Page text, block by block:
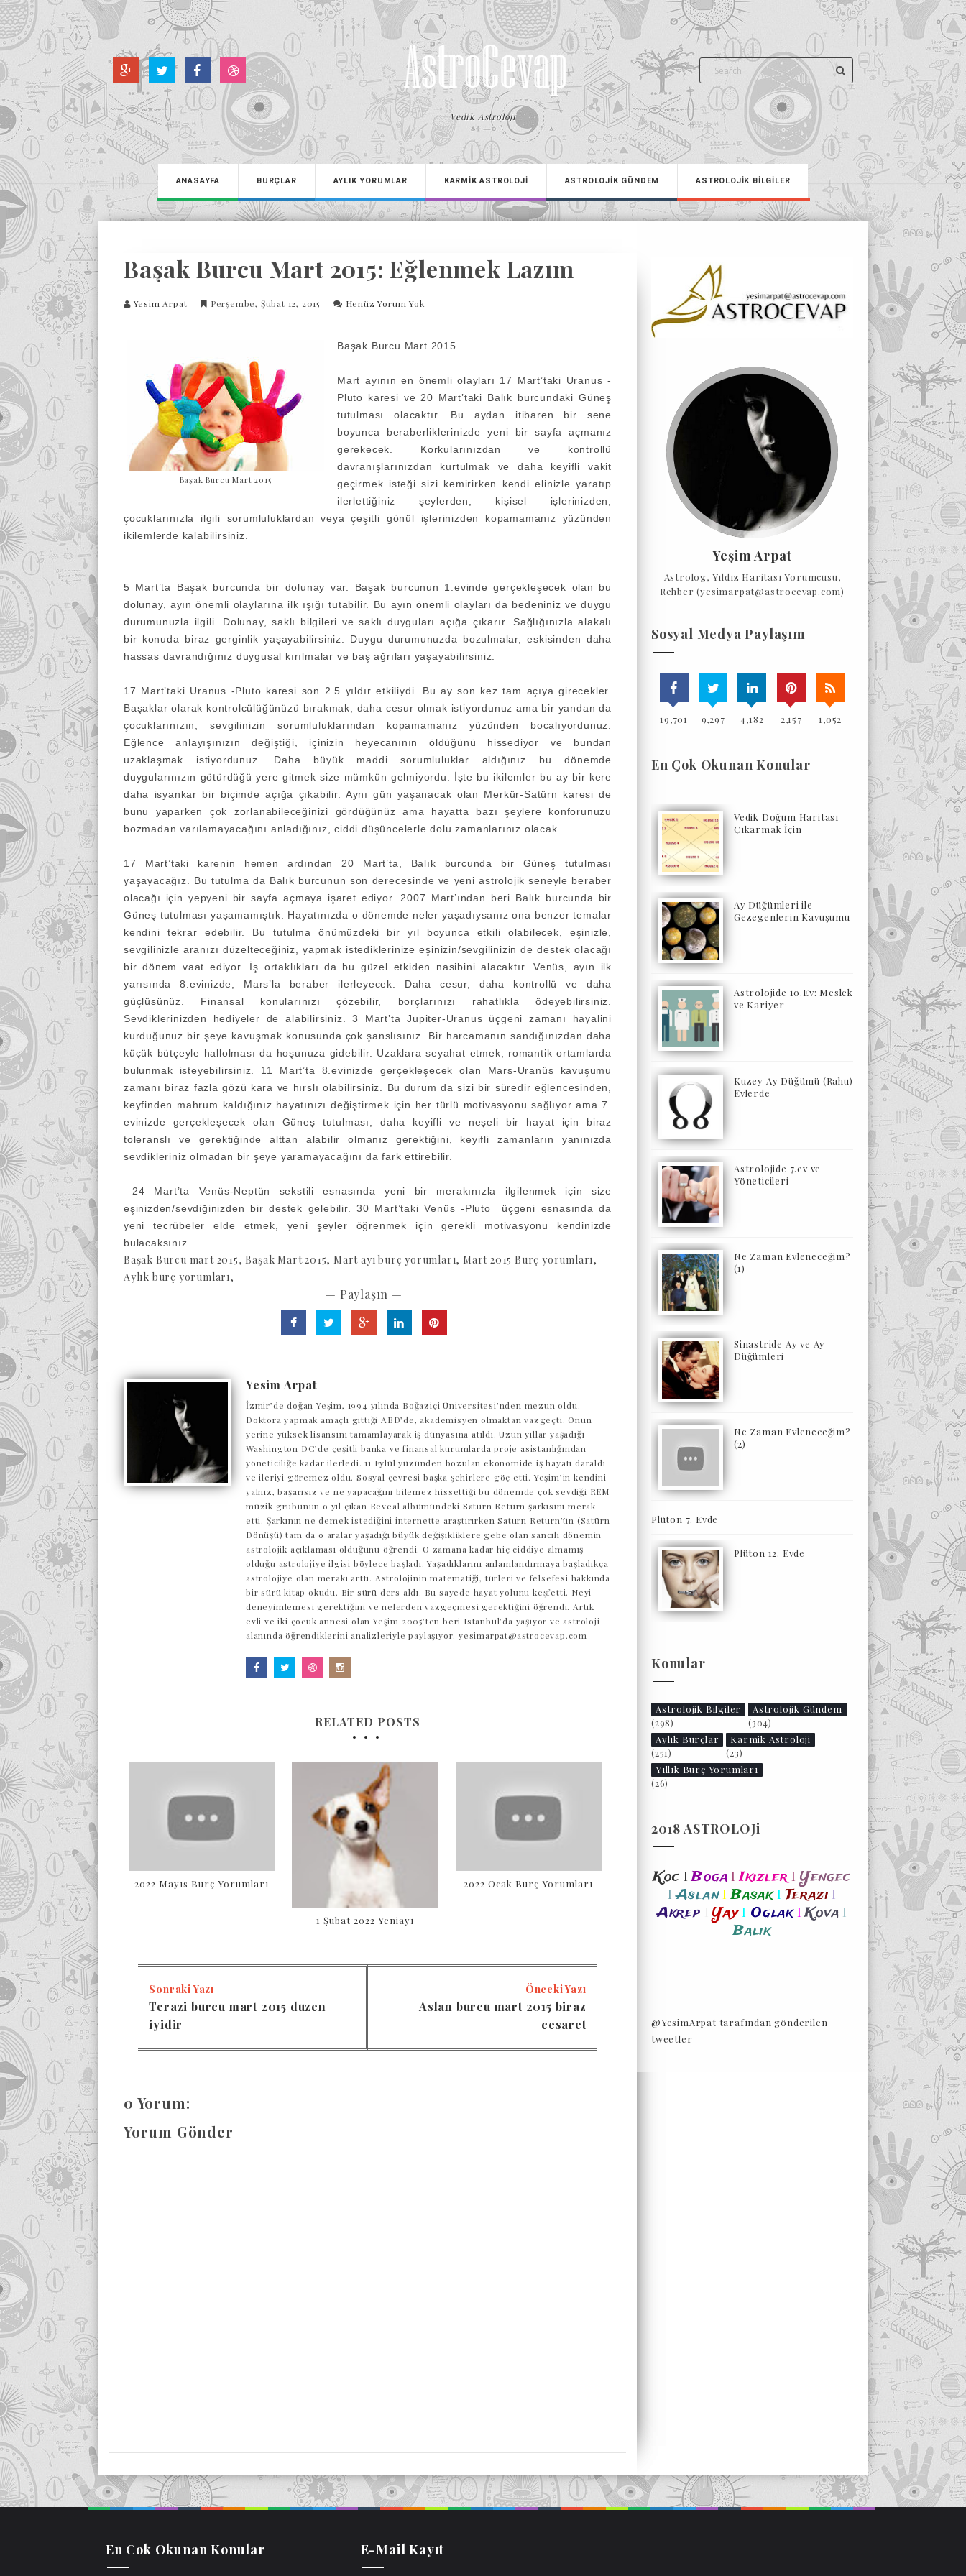
Vedik Astroloji
ANASAYFA BURÇLAR AYLIK YORUMLAR KARMİK ASTROLOJİ ASTROLOJİK GÜNDEM ASTROLOJİK BİLGİLER
Başak Burcu Mart 2015: Eğlenmek Lazım
Yesim Arpat Perşembe, Şubat 12, 2015 Henüz Yorum Yok
Başak Burcu Mart 2015
Başak Burcu Mart 2015
Mart ayının en önemli olayları 17 Mart’taki Uranus -
Pluto karesi ve 20 Mart’taki Balık burcundaki Güneş
tutulması olacaktır. Bu aydan itibaren bir sene
boyunca beraberliklerinizde yeni bir sayfa açmanız
gerekecek. Korkularınızdan ve kontrollü
davranışlarınızdan kurtulmak ve daha keyifli vakit
geçirmek isteği sizi kemirirken kendi elinizle yaratıp
ilerlettiğiniz şeylerden, kişisel işlerinizden,
çocuklarınızla ilgili sorumluluklardan veya çeşitli gönül işlerinizden kopamamanız yüzünden
ikilemlerde kalabilirsiniz.
5 Mart’ta Başak burcunda bir dolunay var. Başak burcunun 1.evinde gerçekleşecek olan bu
dolunay, ayın önemli olaylarına ilk ışığı tutabilir. Bu ayın önemli olayları da bedeniniz ve duygu
durumunuzla ilgili. Dolunay, saklı bilgileri ve saklı duyguları açığa çıkarır. Sağlığınızla alakalı
bir konuda biraz gerginlik yaşayabilirsiniz. Duygu durumunuzda bozulmalar, eskisinden daha
hassas davrandığınız duygusal kırılmalar ve baş ağrıları yaşayabilirsiniz.
17 Mart’taki Uranus -Pluto karesi son 2.5 yıldır etkiliydi. Bu ay son kez tam açıya girecekler.
Başaklar olarak kontrolcülüğünüzü bırakmak, daha cesur olmak istiyordunuz ama bir yandan da
çocuklarınızın, sevgilinizin sorumluluklarından kopamamanız yüzünden bocalıyordunuz.
Eğlence anlayışınızın değiştiği, içinizin heyecanının öldüğünü hissediyor ve bundan
uzaklaşmak istiyordunuz. Daha büyük maddi sorumluluklar aldığınız bu dönemde
duygularınızın götürdüğü yere gitmek size mümkün gelmiyordu. İşte bu ikilemler bu ay bir kere
daha isyankar bir biçimde açığa çıkabilir. Aynı gün yaşanacak olan Merkür-Satürn karesi de
bunu yaparken çok zorlanabileceğinizi gördüğünüz ama hayatta bazı şeylere konforunuzu
bozmadan varılamayacağını anladığınız, ciddi düşüncelerle dolu zamanlarınız olacak.
17 Mart’taki karenin hemen ardından 20 Mart’ta, Balık burcunda bir Güneş tutulması
yaşayacağız. Bu tutulma da Balık burcunun son derecesinde ve yeni astrolojik seneyle beraber
olacağı için yepyeni bir sayfa açmaya işaret ediyor. 2007 Mart’ından beri Balık burcunda bir
Güneş tutulması yaşamamıştık. Hayatınızda o dönemde neler yaşadıysanız ona benzer temalar
kendini tekrar edebilir. Bu tutulma önümüzdeki bir yıl boyunca etkili olabilecek, eşinizle,
sevgilinizle aranızı düzelteceğiniz, yapmak istediklerinize eşinizin/sevgilinizin de destek olacağı
bir dönem vaat ediyor. İş ortaklıkları da bu güzel etkiden nasibini alacaktır. Venüs, ayın ilk
yarısında 8.evinizde, Mars’la beraber ilerleyecek. Daha cesur, daha kontrollü ve daha
güçlüsünüz. Finansal konularınızı çözebilir, borçlarınızı rahatlıkla ödeyebilirsiniz.
Sevdiklerinizden hediyeler de alabilirsiniz. 3 Mart’ta Jupiter-Uranus üçgeni zamanı hayalini
kurduğunuz bir şeye kavuşmak konusunda çok şanslısınız. Bir harcamanın sandığınızdan daha
küçük bütçeyle hallolması da hoşunuza gidebilir. Uzaklara seyahat etmek, romantik ortamlarda
bulunmak isteyebilirsiniz. 11 Mart’ta 8.evinizde gerçekleşecek olan Mars-Uranüs kavuşumu
zamanı biraz fazla gözü kara ve hırslı olabilirsiniz. Bu durum da sizi bir süredir eğlencesinden,
keyfinden mahrum kaldığınız hayatınızı değiştirmek için her türlü motivasyonu sağlıyor ama 7.
evinizde gerçekleşecek olan Güneş tutulması, daha keyifli ve neşeli bir hayat için biraz
toleranslı ve gerektiğinde alttan alabilir olmanız gerektiğini, keyifli zamanların yanınızda
sevdikleriniz olmadan bir şeye yaramayacağını da fark ettirebilir.
24 Mart’ta Venüs-Neptün sekstili esnasında yeni bir merakınızla ilgilenmek için size
eşinizden/sevdiğinizden bir destek gelebilir. 30 Mart’taki Venüs -Pluto üçgeni esnasında da
yeni tecrübeler elde etmek, yeni şeyler öğrenmek için gerekli motivasyonu kendinizde
bulacaksınız.
Başak Burcu mart 2015, Başak Mart 2015, Mart ayı burç yorumları, Mart 2015 Burç yorumları,
Aylık burç yorumları,
— Paylaşın —
Yesim Arpat
İzmir’de doğan Yeşim, 1994 yılında Boğaziçi Üniversitesi’nden mezun oldu.
Doktora yapmak amaçlı gittiği ABD’de, akademisyen olmaktan vazgeçti. Onun
yerine yüksek lisansını tamamlayarak iş dünyasına atıldı. Uzun yıllar yaşadığı
Washington DC’de çeşitli banka ve finansal kurumlarda proje asistanlığından
yöneticiliğe kadar ilerledi. 11 Eylül yüzünden bozulan ekonomide iş hayatı daraldı
ve ileriyi göremez oldu. Sosyal çevresi başka şehirlere göç etti. Yeşim’in kendini
yalnız, başarısız ve ne yapacağını bilemez hissettiği bu dönemde çok sevdiği REM
müzik grubunun o yıl çıkan Reveal albümündeki Saturn Return şarkısını merak
etti. Şarkının ne demek istediğini internette araştırırken Saturn Return’ün (Satürn
Dönüşü) tam da o aralar yaşadığı büyük değişikliklere gebe olan sancılı dönemin
astrolojik açıklaması olduğunu öğrendi. O zamana kadar hiç ciddiye almamış
olduğu astrolojiye ilgisi böylece başladı. Yaşadıklarını anlamlandırmaya başladıkça
astrolojiye olan merakı arttı. Astrolojinin matematiği, türleri ve felsefesi hakkında
bir sürü kitap okudu. Bir sürü ders aldı. Bu sayede hayat yolunu keşfetti. Neyi
deneyimlemesi gerektiğini ve nelerden vazgeçmesi gerektiğini öğrendi. Artık
evli ve iki çocuk annesi olan Yeşim 2005’ten beri Istanbul’da yaşıyor ve astroloji
alanında öğrendiklerini analizleriyle paylaşıyor. yesimarpat@astrocevap.com
RELATED POSTS
2022 Mayıs Burç Yorumları
1 Şubat 2022 Yeniayı
2022 Ocak Burç Yorumları
Sonraki Yazı
Terazi burcu mart 2015 duzen
iyidir
Önceki Yazı
Aslan burcu mart 2015 biraz
cesaret
0 Yorum:
Yorum Gönder
Yeşim Arpat
Astrolog, Yıldız Haritası Yorumcusu,
Rehber (yesimarpat@astrocevap.com)
Sosyal Medya Paylaşım
19,701 9,297 4,182 2,157 1,052
En Çok Okunan Konular
Vedik Doğum Haritası
Çıkarmak İçin
Ay Düğümleri ile
Gezegenlerin Kavuşumu
Astrolojide 10.Ev: Meslek
ve Kariyer
Kuzey Ay Düğümü (Rahu)
Evlerde
Astrolojide 7.ev ve
Yöneticileri
Ne Zaman Evleneceğim?
(1)
Sinastride Ay ve Ay
Düğümleri
Ne Zaman Evleneceğim?
(2)
Plüton 7. Evde
Plüton 12. Evde
Konular
Astrolojik Bilgiler
(298)
Astrolojik Gündem
(304)
Aylık Burçlar
(251)
Karmik Astroloji
(23)
Yıllık Burç Yorumları
(26)
2018 ASTROLOJi
Koc I Boga I Ikizler I Yengec
I Aslan I Basak I Terazi I
Akrep Yay I Oglak I Kova I
Balik
@YesimArpat tarafından gönderilen
tweetler
En Cok Okunan Konular E-Mail Kayıt